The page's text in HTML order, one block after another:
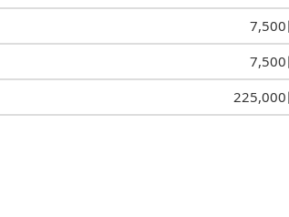
7,500
7,500
225,000